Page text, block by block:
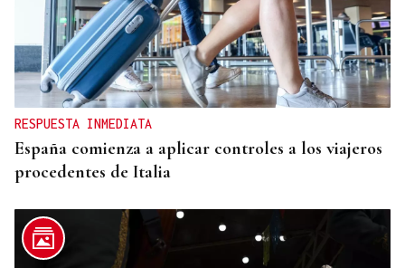
RIESGO ALIMENTARIO
Alerta alimentaria por Salmonella en un
salchichón: estos son los lotes afectados
RESPUESTA INMEDIATA
España comienza a aplicar controles a los viajeros
procedentes de Italia